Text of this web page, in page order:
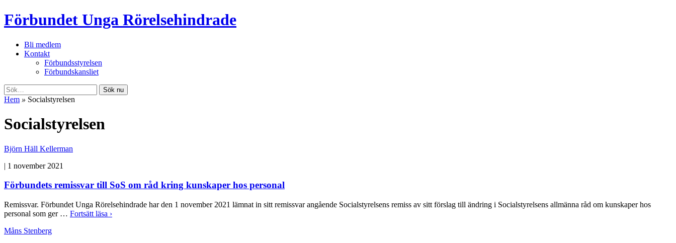
Förbundet Unga Rörelsehindrade
Bli medlem
Kontakt
Förbundsstyrelsen
Förbundskansliet
Sök nu
Hem » Socialstyrelsen
Socialstyrelsen
Björn Häll Kellerman
| 1 november 2021
Förbundets remissvar till SoS om råd kring kunskaper hos personal
Remissvar. Förbundet Unga Rörelsehindrade har den 1 november 2021 lämnat in sitt remissvar angående Socialstyrelsens remiss av sitt förslag till ändring i Socialstyrelsens allmänna råd om kunskaper hos
personal som ger … Fortsätt läsa ›
Måns Stenberg